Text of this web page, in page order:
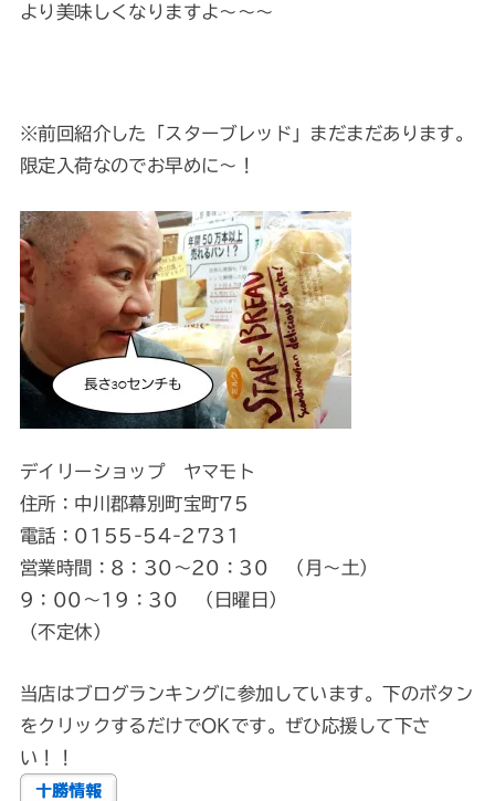
より美味しくなりますよ～～～
※前回紹介した「スターブレッド」まだまだあります。
限定入荷なのでお早めに～！
デイリーショップ ヤマモト
住所：中川郡幕別町宝町75
電話：0155-54-2731
営業時間：8：30～20：30 （月～土）
9：00～19：30 （日曜日）
（不定休）
当店はブログランキングに参加しています。下のボタン
をクリックするだけでOKです。ぜひ応援して下さ
い！！